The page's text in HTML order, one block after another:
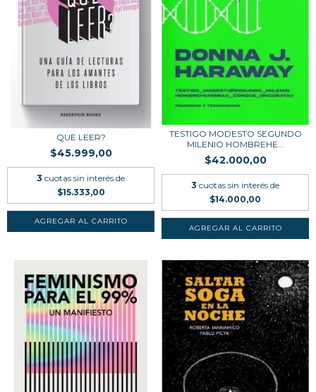
QUE LEER?
$45.999,00
3 cuotas sin interés de
$15.333,00
TESTIGO MODESTO SEGUNDO
MILENIO HOMBREHE...
$42.000,00
3 cuotas sin interés de
$14.000,00